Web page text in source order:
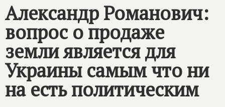
Александр Романович:
вопрос о продаже
земли является для
Украины самым что ни
на есть политическим